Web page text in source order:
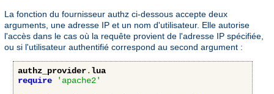
La fonction du fournisseur authz ci-dessous accepte deux
arguments, une adresse IP et un nom d'utilisateur. Elle autorise
l'accès dans le cas où la requête provient de l'adresse IP spécifiée,
ou si l'utilisateur authentifié correspond au second argument :
authz_provider.lua
require
'apache2'